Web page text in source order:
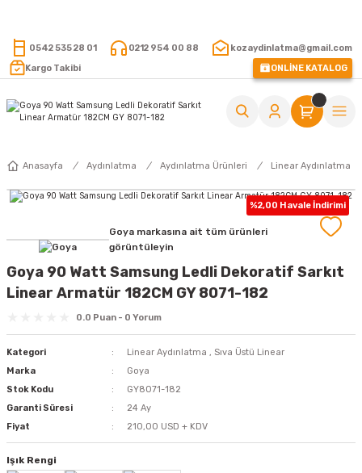
0542 535 28 01 0212 954 00 88
kozaydinlatma@gmail.com
Kargo Takibi
ONLİNE KATALOG
Anasayfa Aydınlatma Aydınlatma Ürünleri Linear Aydınlatma
%2,00 Havale İndirimi
Goya markasına ait tüm ürünleri
görüntüleyin
Goya 90 Watt Samsung Ledli Dekoratif Sarkıt
Linear Armatür 182CM GY 8071-182
0.0 Puan - 0 Yorum
Kategori Linear Aydınlatma , Sıva Üstü Linear
Marka
Goya
Stok Kodu
GY8071-182
Garanti Süresi
24 Ay
Fiyat
210,00 USD + KDV
Işık Rengi